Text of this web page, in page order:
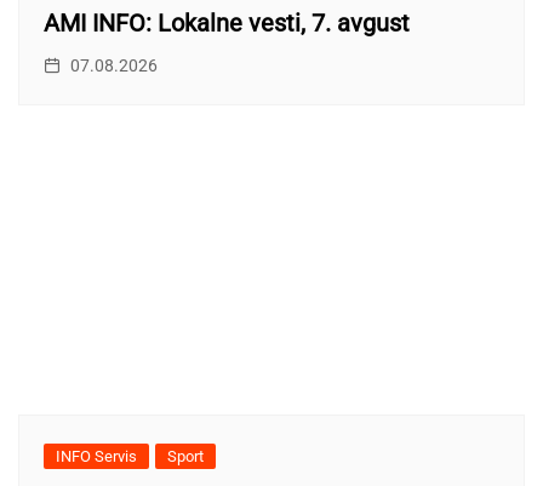
AMI INFO: Lokalne vesti, 7. avgust
07.08.2026
INFO Servis Sport